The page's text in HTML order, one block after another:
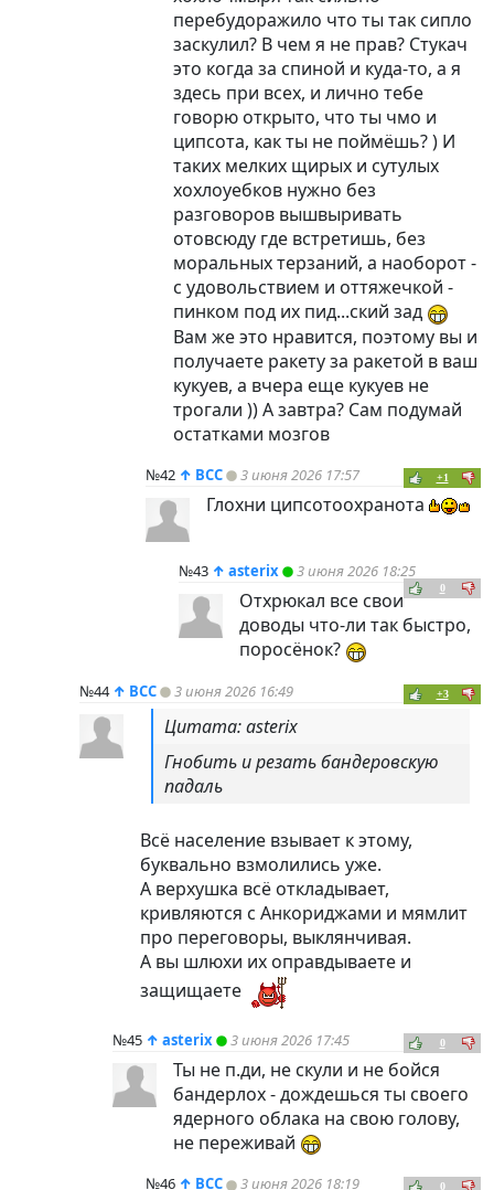
перебудоражило что ты так сипло
заскулил? В чем я не прав? Стукач
это когда за спиной и куда-то, а я
здесь при всех, и лично тебе
говорю открыто, что ты чмо и
ципсота, как ты не поймёшь? ) И
таких мелких щирых и сутулых
хохлоуебков нужно без
разговоров вышвыривать
отовсюду где встретишь, без
моральных терзаний, а наоборот -
с удовольствием и оттяжечкой -
пинком под их пид...ский зад
Вам же это нравится, поэтому вы и
получаете ракету за ракетой в ваш
кукуев, а вчера еще кукуев не
трогали )) А завтра? Сам подумай
остатками мозгов
№42 ↑ ВСС 3 июня 2026 17:57 +1
Глохни ципсотоохранота
№43 ↑ asterix 3 июня 2026 18:25
0
Отхрюкал все свои
доводы что-ли так быстро,
поросёнок?
№44 ↑ ВСС 3 июня 2026 16:49 +3
Цитата: asterix
Гнобить и резать бандеровскую
падаль
Всё население взывает к этому,
буквально взмолились уже.
А верхушка всё откладывает,
кривляются с Анкориджами и мямлит
про переговоры, выклянчивая.
А вы шлюхи их оправдываете и
защищаете
№45 ↑ asterix 3 июня 2026 17:45 0
Ты не п.ди, не скули и не бойся
бандерлох - дождешься ты своего
ядерного облака на свою голову,
не переживай
№46 ↑ ВСС 3 июня 2026 18:19 0